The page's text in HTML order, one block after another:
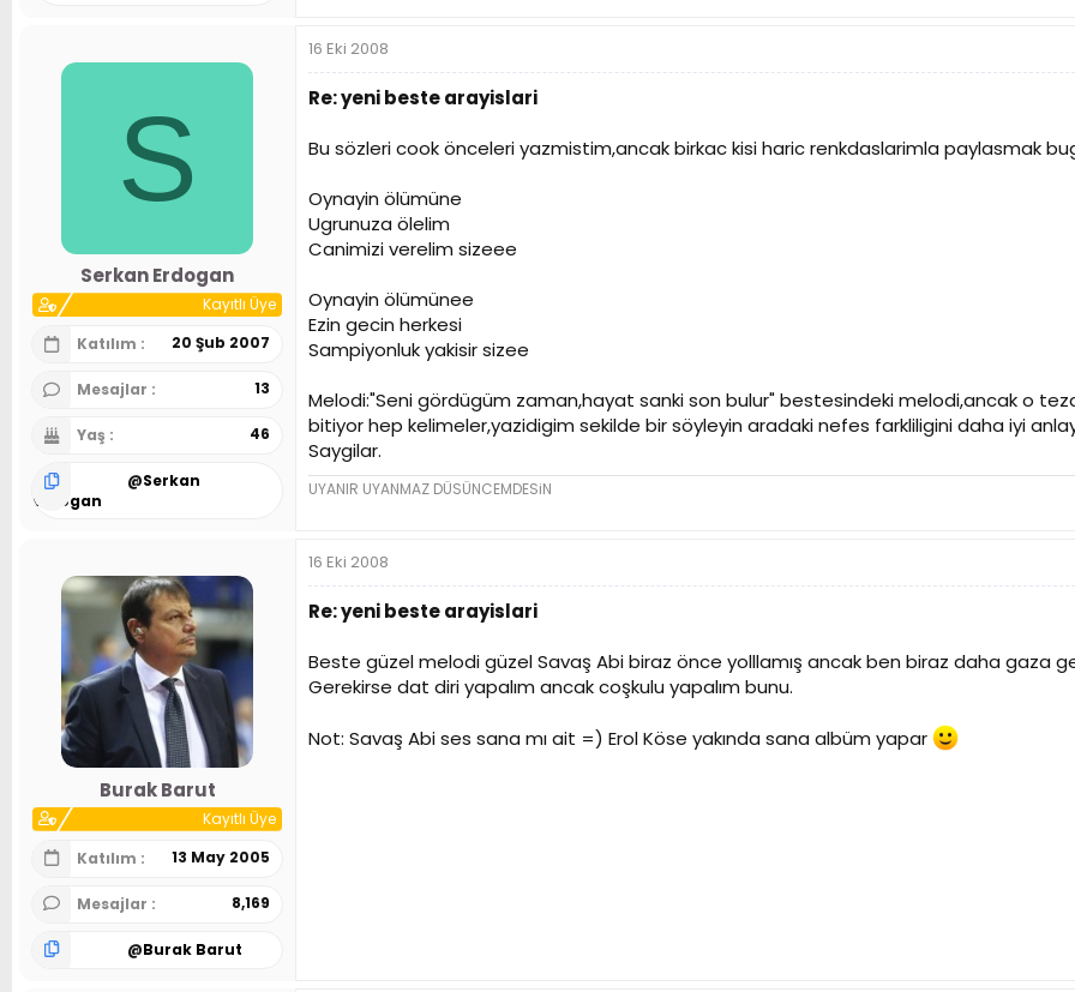
S
Serkan Erdogan
Kayıtlı Üye
Katılım
20 Şub 2007
Mesajlar 13
Yaş 46
@Serkan
Erdogan
16 Eki 2008
Re: yeni beste arayislari
Bu sözleri cook önceleri yazmistim,ancak birkac kisi haric renkdaslarimla paylasmak
Oynayin ölümüne
Ugrunuza ölelim
Canimizi verelim sizeee
Oynayin ölümünee
Ezin gecin herkesi
Sampiyonluk yakisir sizee
Melodi:"Seni gördügüm zaman,hayat sanki son bulur" bestesindeki melodi,ancak o
bitiyor hep kelimeler,yazidigim sekilde bir söyleyin aradaki nefes farkliligini daha iyi
Saygilar.
UYANIR UYANMAZ DÜSÜNCEMDESiN
Burak Barut
Kayıtlı Üye
Katılım
13 May 2005
Mesajlar 8,169
@Burak Barut
16 Eki 2008
Re: yeni beste arayislari
Beste güzel melodi güzel Savaş Abi biraz önce yolllamış ancak ben biraz daha gaza
Gerekirse dat diri yapalım ancak coşkulu yapalım bunu.
Not: Savaş Abi ses sana mı ait =) Erol Köse yakında sana albüm yapar